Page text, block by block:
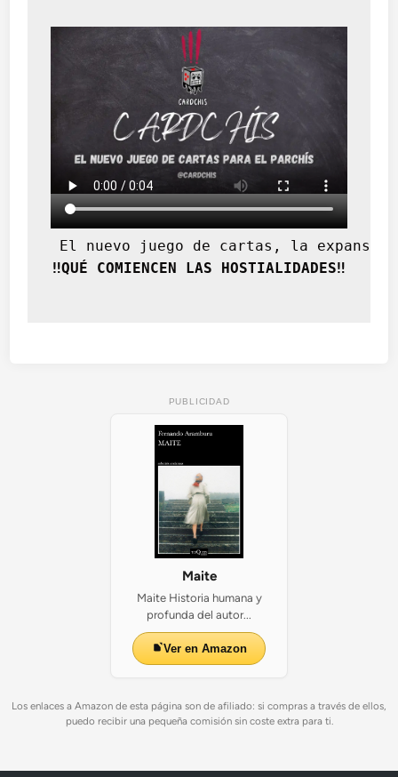
El nuevo juego de cartas, la
‼️QUÉ COMIENCEN LAS HOSTIALIDADES‼️
PUBLICIDAD
Maite
Maite Historia humana y
profunda del autor...
Ver en Amazon
Los enlaces a Amazon de esta página son de afiliado: si compras a través de ellos,
puedo recibir una pequeña comisión sin coste extra para ti.